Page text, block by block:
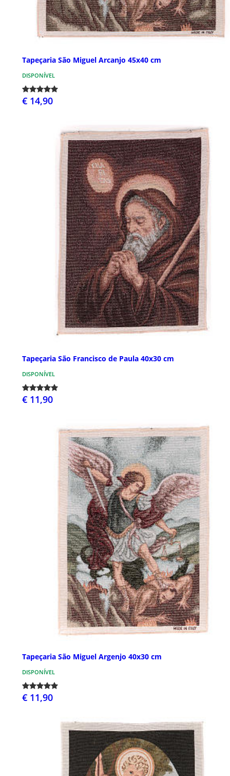
Tapeçaria São Miguel Arcanjo 45x40 cm
DISPONÍVEL
€ 14,90
Tapeçaria São Francisco de Paula 40x30 cm
DISPONÍVEL
€ 11,90
Tapeçaria São Miguel Argenjo 40x30 cm
DISPONÍVEL
€ 11,90